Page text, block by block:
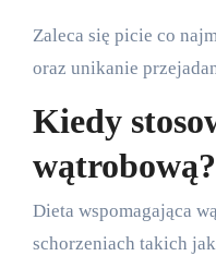
Zaleca się picie co
oraz unikanie
Kiedy
wątrobową?
Dieta wspomagająca
schorzeniach takich jak